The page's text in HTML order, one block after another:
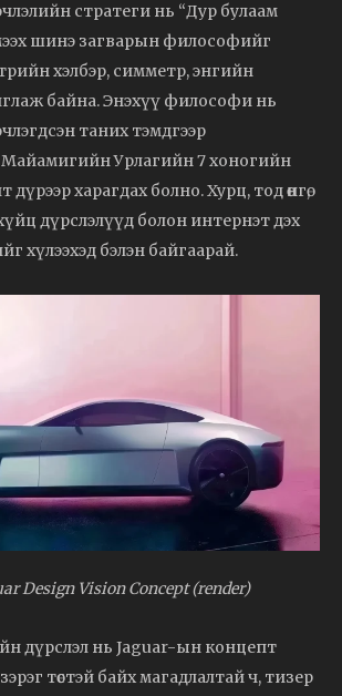
стратеги нь “Дур булаам
шинэ загварын философийг
хэлбэр, симметр, энгийн
байна. Энэхүү философи нь
таних тэмдгээр
Майамигийн Урлагийн 7 хоногийн
дүрээр харагдах болно. Хурц, тод өнгө,
дүрслэлүүд болон интернэт дэх
хүлээхэд бэлэн байгаарай.
Design Vision Concept (render)
дүрслэл нь Jaguar-ын концепт
төстэй байх магадлалтай ч, тизер